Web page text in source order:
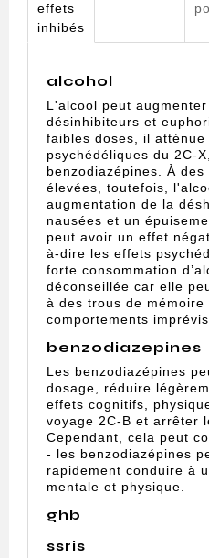
effets
inhibés
alcohol
L'alcool peut
désinhibiteurs et
faibles doses, il atténue
psychédéliques du 2C-
benzodiazépines. À
élevées, toutefois,
augmentation de la
nausées et un
peut avoir un effet
à-dire les effets
forte consommation
déconseillée car elle
à des trous de mémoire
comportements
benzodiazepines
Les benzodiazépines
dosage, réduire
effets cognitifs,
voyage 2C-B et arrêter
Cependant, cela peut
- les benzodiazépines
rapidement conduire à
mentale et physique.
ghb
ssris